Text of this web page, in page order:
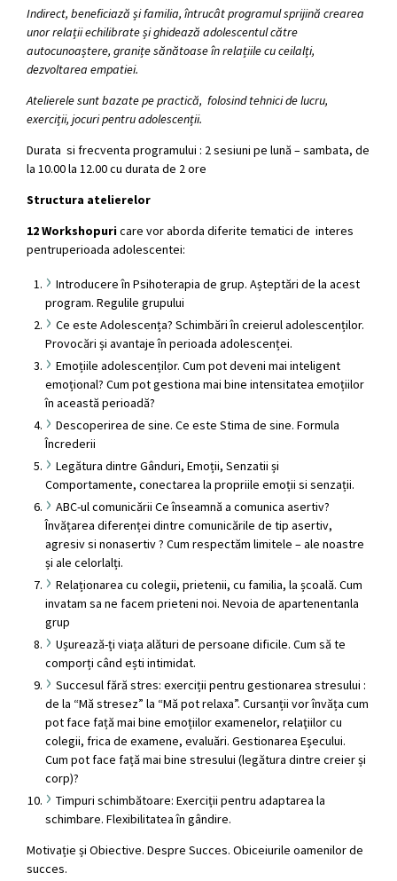
Indirect, beneficiază și familia, întrucât programul sprijină crearea
unor relații echilibrate și ghidează adolescentul către
autocunoaștere, granițe sănătoase în relațiile cu ceilalți,
dezvoltarea empatiei.
Atelierele sunt bazate pe practică, folosind tehnici de lucru,
exerciții, jocuri pentru adolescenții.
Durata si frecventa programului : 2 sesiuni pe lună – sambata, de
la 10.00 la 12.00 cu durata de 2 ore
Structura atelierelor
12 Workshopuricare vor aborda diferite tematici de interes
pentruperioada adolescentei:
Introducere în Psihoterapia de grup. Așteptări de la acest
program. Regulile grupului
Ce este Adolescența? Schimbări în creierul adolescenților.
Provocări și avantaje în perioada adolescenței.
Emoțiile adolescenților. Cum pot deveni mai inteligent
emoțional? Cum pot gestiona mai bine intensitatea emoțiilor
în această perioadă?
Descoperirea de sine. Ce este Stima de sine. Formula
Încrederii
Legătura dintre Gânduri, Emoții, Senzatii și
Comportamente, conectarea la propriile emoții si senzații.
ABC-ul comunicării Ce înseamnă a comunica asertiv?
Învățarea diferenței dintre comunicările de tip asertiv,
agresiv si nonasertiv ? Cum respectăm limitele – ale noastre
și ale celorlalți.
Relaționarea cu colegii, prietenii, cu familia, la școală. Cum
invatam sa ne facem prieteni noi. Nevoia de apartenentanla
grup
Ușurează-ți viața alături de persoane dificile. Cum să te
comporți când ești intimidat.
Succesul fără stres: exerciții pentru gestionarea stresului :
de la “Mă stresez” la “Mă pot relaxa”. Cursanții vor învăța cum
pot face față mai bine emoțiilor examenelor, relaţiilor cu
colegii, frica de examene, evaluări. Gestionarea Eşecului.
Cum pot face față mai bine stresului (legătura dintre creier și
corp)?
Timpuri schimbătoare: Exerciții pentru adaptarea la
schimbare. Flexibilitatea în gândire.
Motivație și Obiective. Despre Succes. Obiceiurile oamenilor de
succes.